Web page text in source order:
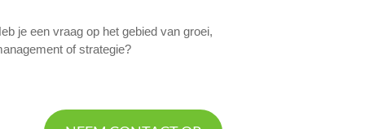
je een vraag op het gebied van groei,
of strategie?